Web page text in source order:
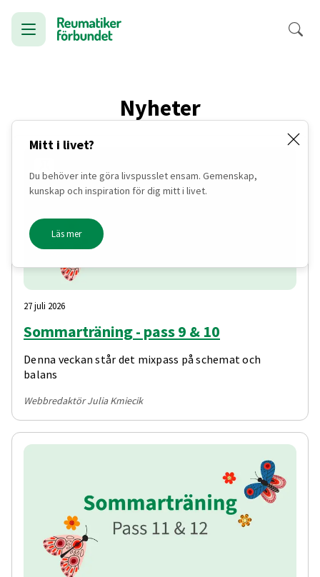
Mitt i livet?
Du behöver inte göra livspusslet ensam. Gemenskap,
kunskap och inspiration för dig mitt i livet.
Läs mer
Nyheter
27 juli 2026
Sommarträning - pass 9 & 10
Denna veckan står det mixpass på schemat och
balans
Webbredaktör Julia Kmiecik